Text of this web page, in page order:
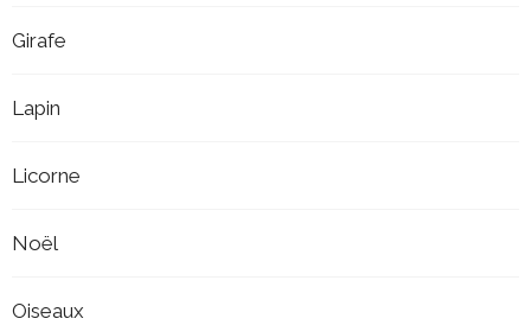
Girafe
Lapin
Licorne
Noël
Oiseaux